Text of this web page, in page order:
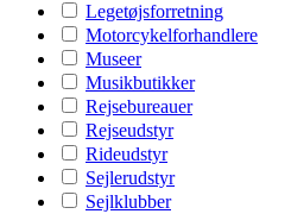
Legetøjsforretning
Motorcykelforhandlere
Museer
Musikbutikker
Rejsebureauer
Rejseudstyr
Rideudstyr
Sejlerudstyr
Sejlklubber